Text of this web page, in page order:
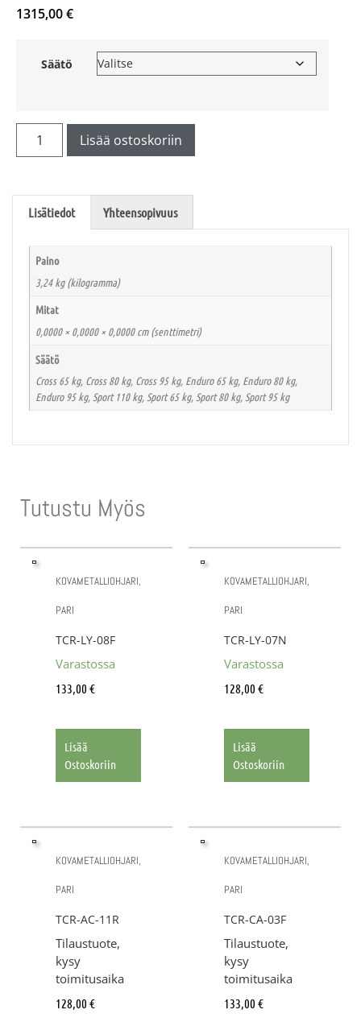
1315,00€
Säätö
Lisää ostoskoriin
Lisätiedot Yhteensopivuus
Paino
3,24 kg (kilogramma)
Mitat
0,0000 × 0,0000 × 0,0000 cm (senttimetri)
Säätö
Cross 65 kg, Cross 80 kg, Cross 95 kg, Enduro 65 kg, Enduro 80 kg,
Enduro 95 kg, Sport 110 kg, Sport 65 kg, Sport 80 kg, Sport 95 kg
Tutustu Myös
KOVAMETALLIOHJARI,
PARI
TCR-LY-08F
Varastossa
133,00 €
Lisää
Ostoskoriin
KOVAMETALLIOHJARI,
PARI
TCR-LY-07N
Varastossa
128,00 €
Lisää
Ostoskoriin
KOVAMETALLIOHJARI,
PARI
TCR-AC-11R
Tilaustuote,
kysy
toimitusaika
128,00 €
KOVAMETALLIOHJARI,
PARI
TCR-CA-03F
Tilaustuote,
kysy
toimitusaika
133,00 €